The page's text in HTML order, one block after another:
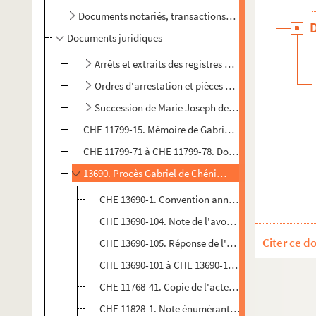
Documents notariés, transactions économiques et
Documents juridiques
Arrêts et extraits des registres du Parlement et de la
Ordres d'arrestation et pièces annexes
Succession de Marie Joseph de Chénier
CHE 11799-15. Mémoire de Gabriel de Chénier en
CHE 11799-71 à CHE 11799-78. Documents relatifs
13690. Procès Gabriel de Chénier et Alphonse
CHE 13690-1. Convention annulant en partie le
CHE 13690-104. Note de l'avocat Worms en
CHE 13690-105. Réponse de l'avoué Meunier
CHE 13690-101 à CHE 13690-103. Jugements
CHE 11768-41. Copie de l'acte juridique entre
CHE 11828-1. Note énumérant des pièces pour le
Citer ce